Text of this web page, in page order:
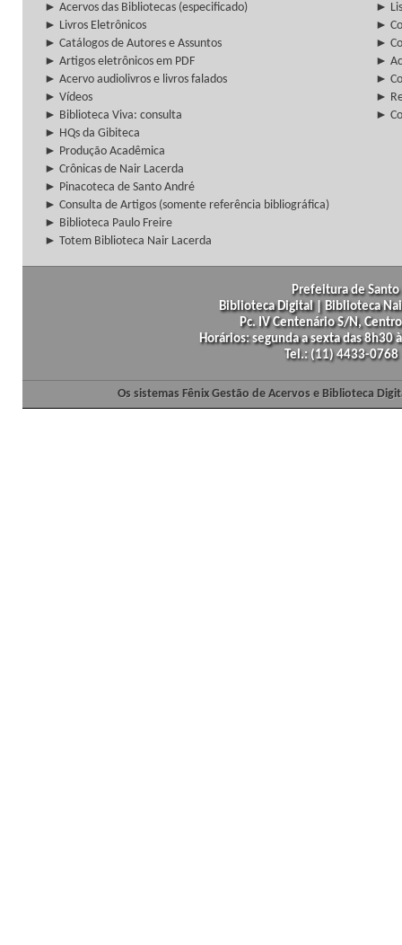
► Acervos das Bibliotecas (especificado)
►
► Livros Eletrônicos
►
► Catálogos de Autores e Assuntos
►
► Artigos eletrônicos em PDF
►
► Acervo audiolivros e livros falados
►
► Vídeos
►
► Biblioteca Viva: consulta
►
► HQs da Gibiteca
► Produção Acadêmica
► Crônicas de Nair Lacerda
► Pinacoteca de Santo André
► Consulta de Artigos (somente referência bibliográfica)
► Biblioteca Paulo Freire
► Totem Biblioteca Nair Lacerda
Prefeitura de
Biblioteca Digital | Biblioteca
Pc. IV Centenário S/N,
Horários: segunda a sexta das
Tel.: (11) 4433-
Os sistemas Fênix Gestão de Acervos e Biblioteca